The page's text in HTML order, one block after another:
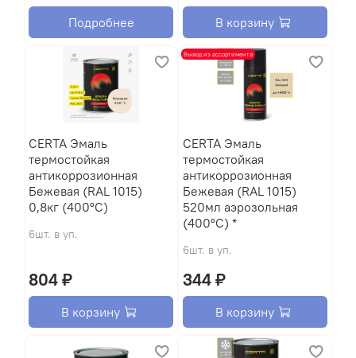
Подробнее В корзину
CERTA Эмаль
термостойкая
антикоррозионная
Бежевая (RAL 1015)
0,8кг (400°С)
6шт. в уп.
804 ₽
В корзину
Вывод из ассортимента
CERTA Эмаль
термостойкая
антикоррозионная
Бежевая (RAL 1015)
520мл аэрозольная
(400°С) *
6шт. в уп.
344 ₽
В корзину